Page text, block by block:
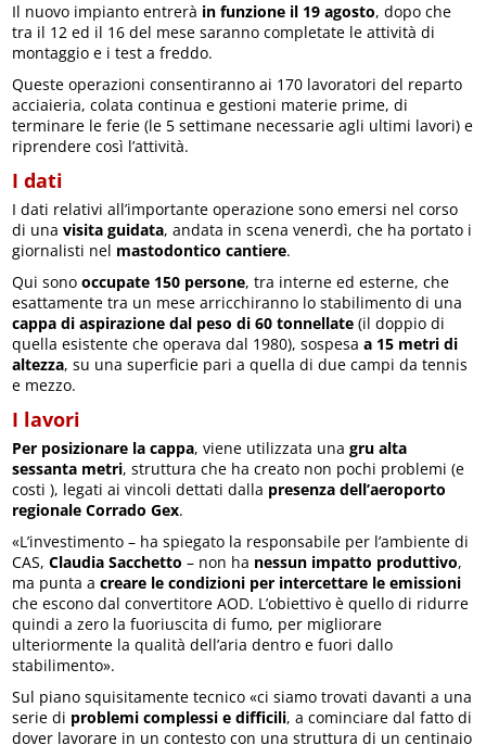
Il nuovo impianto entrerà in funzione il 19 agosto, dopo che
tra il 12 ed il 16 del mese saranno completate le attività di
montaggio e i test a freddo.
Queste operazioni consentiranno ai 170 lavoratori del reparto
acciaieria, colata continua e gestioni materie prime, di
terminare le ferie (le 5 settimane necessarie agli ultimi lavori) e
riprendere così l’attività.
I dati
I dati relativi all’importante operazione sono emersi nel corso
di unavisita guidata, andata in scena venerdì, che ha portato i
giornalisti nel mastodontico cantiere.
Qui sonooccupate 150 persone, tra interne ed esterne, che
esattamente tra un mese arricchiranno lo stabilimento di una
cappa di aspirazione dal peso di 60 tonnellate (il doppio di
quella esistente che operava dal 1980), sospesaa 15 metri di
altezza, su una superficie pari a quella di due campi da tennis
e mezzo.
I lavori
Per posizionare la cappa, viene utilizzata unagru alta
sessanta metri, struttura che ha creato non pochi problemi (e
costi ), legati ai vincoli dettati dalla presenza dell’aeroporto
regionale Corrado Gex.
«L’investimento – ha spiegato la responsabile per l’ambiente di
CAS,Claudia Sacchetto – non ha nessun impatto produttivo,
ma punta acreare le condizioni per intercettare le emissioni
che escono dal convertitore AOD. L’obiettivo è quello di ridurre
quindi a zero la fuoriuscita di fumo, per migliorare
ulteriormente la qualità dell’aria dentro e fuori dallo
stabilimento».
Sul piano squisitamente tecnico «ci siamo trovati davanti a una
serie di problemi complessi e difficili, a cominciare dal fatto di
dover lavorare in un contesto con una struttura di un centinaio